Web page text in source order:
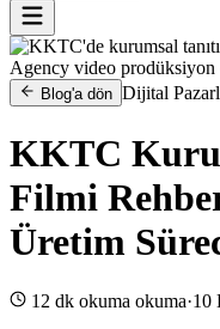
Blog'a dön Dijital
KKTC
Filmi
Üretim
12 dk okuma okuma·10